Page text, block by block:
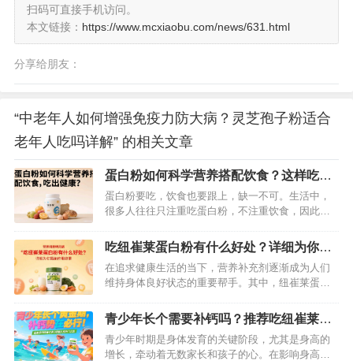
扫码可直接手机访问。
本文链接： https://www.mcxiaobu.com/news/631.html
分享给朋友：
“中老年人如何增强免疫力防大病？灵芝孢子粉适合
老年人吃吗详解” 的相关文章
蛋白粉如何科学营养搭配饮食？这样吃让
你更加健康
蛋白粉要吃，饮食也要跟上，缺一不可。生活中，
很多人往往只注重吃蛋白粉，不注重饮食，因此，
毛病。所以，在吃蛋白粉的时候，我们也要跟上饮
食，这样才能让你吃出健康。…
吃纽崔莱蛋白粉有什么好处？详细为你揭
秘作用功效
在追求健康生活的当下，营养补充剂逐渐成为人们
维持身体良好状态的重要帮手。其中，纽崔莱蛋白
众多消费者关注。那么，食用纽崔莱蛋白粉究竟能
带来哪些好处？下面将为你深入剖析其作用与效
果。…
青少年长个需要补钙吗？推荐吃纽崔莱钙
镁维生素D咀嚼片效果好
青少年时期是身体发育的关键阶段，尤其是身高的
增长，牵动着无数家长和孩子的心。在影响身高的